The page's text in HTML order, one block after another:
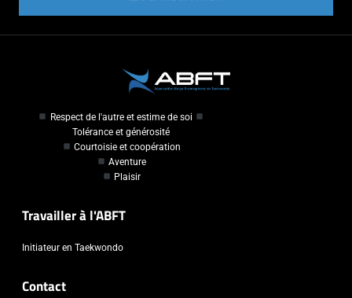
Respect de l'autre et estime de soi
Tolérance et générosité
Courtoisie et coopération
Aventure
Plaisir
Travailler à l'ABFT
Initiateur en Taekwondo
Contact